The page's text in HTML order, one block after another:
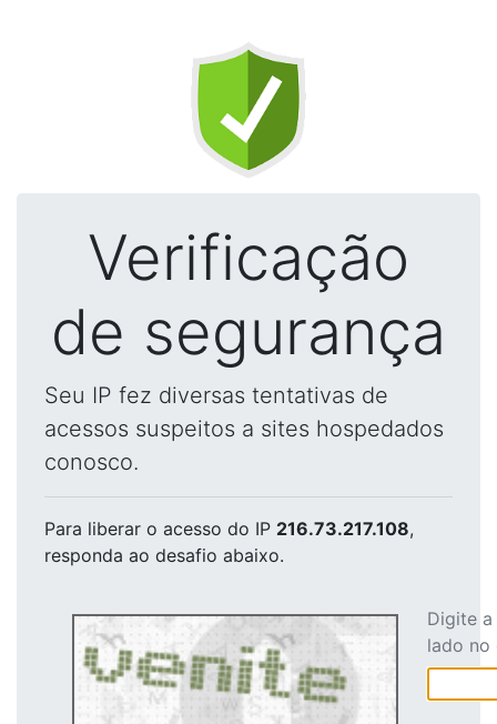
Verificação
de segurança
Seu IP fez diversas tentativas de
acessos suspeitos a sites hospedados
conosco.
Para liberar o acesso do IP 216.73.217.108,
responda ao desafio abaixo.
Digite
lado no